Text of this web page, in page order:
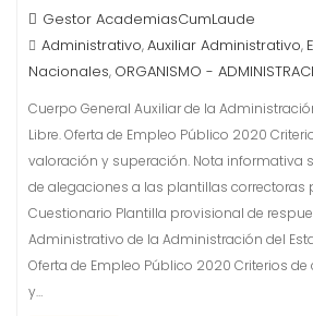
Gestor AcademiasCumLaude
Administrativo,Auxiliar Administrativo,
Nacionales, ORGANISMO -
Cuerpo General Auxiliar de la
Libre. Oferta de Empleo Público 2020
valoración y superación. Nota informativa
de alegaciones a las plantillas correctoras
Cuestionario Plantilla provisional de
Administrativo de la Administración del
Oferta de Empleo Público 2020 Criterios
y…